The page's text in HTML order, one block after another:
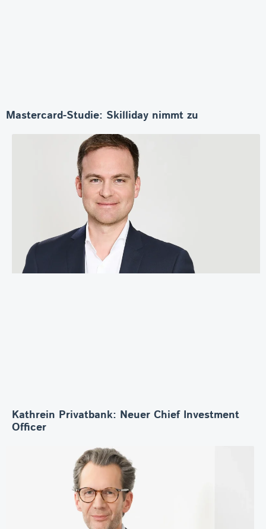
Mastercard-Studie: Skilliday nimmt zu
Kathrein Privatbank: Neuer Chief Investment
Officer